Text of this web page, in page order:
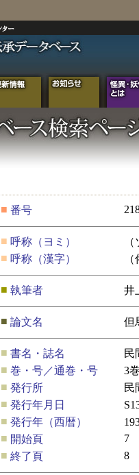
■ 番号
■ 呼称（ヨミ）
■ 呼称（漢字）
■ 執筆者 井
■ 論文名 但
■ 書名・誌名
民
■ 巻・号／通巻・号
3
■ 発行所
民
■ 発行年月日
■ 発行年（西暦）
■ 開始頁
7
■ 終了頁 8